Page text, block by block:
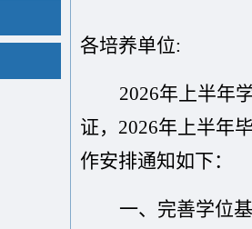
各培养单位:
2026年上半年
证，2026年上半年
作安排通知如下：
一、完善学位